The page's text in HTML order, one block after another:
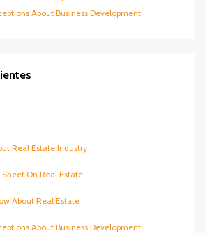
About Business Development
Real Estate Industry
On Real Estate
About Real Estate
About Business Development